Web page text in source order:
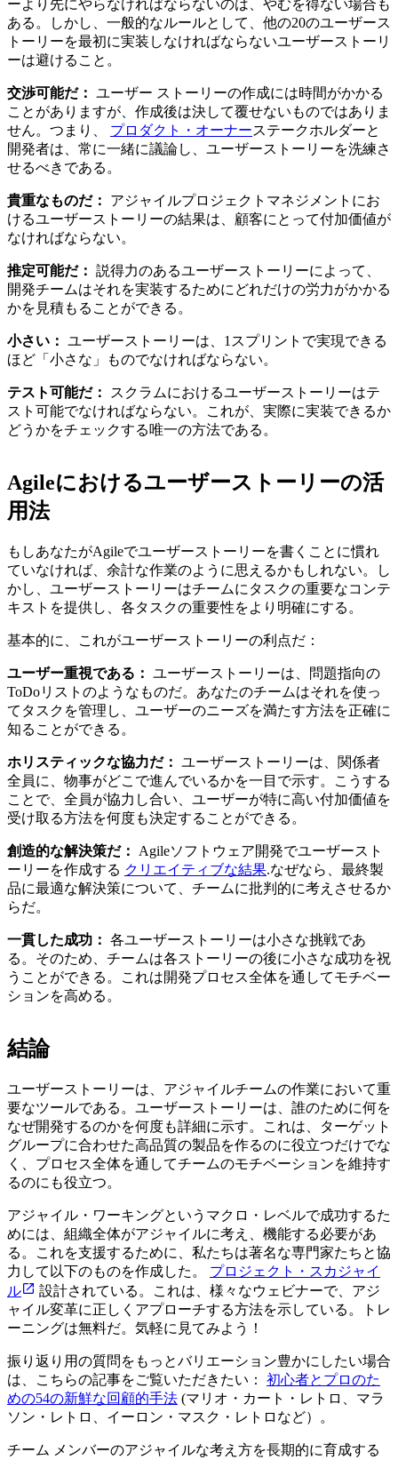
ーより先にやらなければならないのは、やむを得ない場合も
ある。しかし、一般的なルールとして、他の20のユーザース
トーリーを最初に実装しなければならないユーザーストーリ
ーは避けること。
交渉可能だ： ユーザー ストーリーの作成には時間がかかる
ことがありますが、作成後は決して覆せないものではありま
せん。つまり、 プロダクト・オーナーステークホルダーと
開発者は、常に一緒に議論し、ユーザーストーリーを洗練さ
せるべきである。
貴重なものだ： アジャイルプロジェクトマネジメントにお
けるユーザーストーリーの結果は、顧客にとって付加価値が
なければならない。
推定可能だ： 説得力のあるユーザーストーリーによって、
開発チームはそれを実装するためにどれだけの労力がかかる
かを見積もることができる。
小さい： ユーザーストーリーは、1スプリントで実現できる
ほど「小さな」ものでなければならない。
テスト可能だ：
スクラムにおけるユーザーストーリーはテ
スト可能でなければならない。これが、実際に実装できるか
どうかをチェックする唯一の方法である。
Agileにおけるユーザーストーリーの活
用法
もしあなたがAgileでユーザーストーリーを書くことに慣れ
ていなければ、余計な作業のように思えるかもしれない。し
かし、ユーザーストーリーはチームにタスクの重要なコンテ
キストを提供し、各タスクの重要性をより明確にする。
基本的に、これがユーザーストーリーの利点だ：
ユーザー重視である： ユーザーストーリーは、問題指向の
ToDoリストのようなものだ。あなたのチームはそれを使っ
てタスクを管理し、ユーザーのニーズを満たす方法を正確に
知ることができる。
ホリスティックな協力だ： ユーザーストーリーは、関係者
全員に、物事がどこで進んでいるかを一目で示す。こうする
ことで、全員が協力し合い、ユーザーが特に高い付加価値を
受け取る方法を何度も決定することができる。
創造的な解決策だ： Agileソフトウェア開発でユーザースト
ーリーを作成する クリエイティブな結果.なぜなら、最終製
品に最適な解決策について、チームに批判的に考えさせるか
らだ。
一貫した成功： 各ユーザーストーリーは小さな挑戦であ
る。そのため、チームは各ストーリーの後に小さな成功を祝
うことができる。これは開発プロセス全体を通してモチベー
ションを高める。
結論
ユーザーストーリーは、アジャイルチームの作業において重
要なツールである。ユーザーストーリーは、誰のために何を
なぜ開発するのかを何度も詳細に示す。これは、ターゲット
グループに合わせた高品質の製品を作るのに役立つだけでな
く、プロセス全体を通してチームのモチベーションを維持す
るのにも役立つ。
アジャイル・ワーキングというマクロ・レベルで成功するた
めには、組織全体がアジャイルに考え、機能する必要があ
る。これを支援するために、私たちは著名な専門家たちと協
力して以下のものを作成した。 プロジェクト・スカジャイ
ル
設計されている。これは、様々なウェビナーで、アジ
ャイル変革に正しくアプローチする方法を示している。トレ
ーニングは無料だ。気軽に見てみよう！
振り返り用の質問をもっとバリエーション豊かにしたい場合
は、こちらの記事をご覧いただきたい： 初心者とプロのた
めの54の新鮮な回顧的手法 (マリオ・カート・レトロ、マラ
ソン・レトロ、イーロン・マスク・レトロなど）。
チーム メンバーのアジャイルな考え方を長期的に育成する